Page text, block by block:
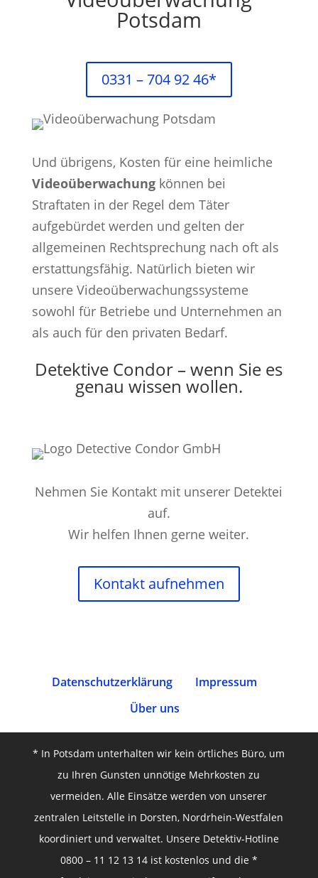
Potsdam
0331 – 704 92 46*
Und übrigens, Kosten für eine heimliche
Videoüberwachungkönnen bei
Straftaten in der Regel dem Täter
aufgebürdet werden und gelten der
allgemeinen Rechtsprechung nach oft als
erstattungsfähig. Natürlich bieten wir
unsere Videoüberwachungssysteme
sowohl für Betriebe und Unternehmen an
als auch für den privaten Bedarf.
Detektive Condor – wenn Sie es
genau wissen wollen.
Nehmen Sie Kontakt mit unserer Detektei
auf.
Wir helfen Ihnen gerne weiter.
Kontakt aufnehmen
Datenschutz­erklärung
Impressum
Über uns
* In Potsdam unterhalten wir kein örtliches Büro, um
zu Ihren Gunsten unnötige Mehrkosten zu
vermeiden. Alle Einsätze werden von unserer
zentralen Leitstelle in Dorsten, Nordrhein-Westfalen
koordiniert und verwaltet. Unsere Detektiv-Hotline
0800 – 11 12 13 14 ist kostenlos und die *